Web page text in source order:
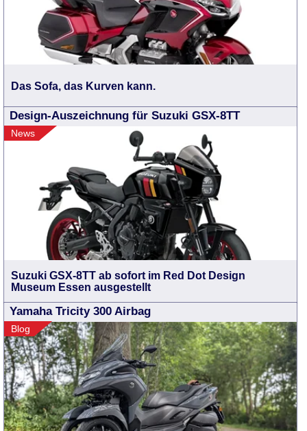
Das Sofa, das Kurven kann.
Design-Auszeichnung für Suzuki GSX-8TT
News
Suzuki GSX-8TT ab sofort im Red Dot Design
Museum Essen ausgestellt
Yamaha Tricity 300 Airbag
Blog